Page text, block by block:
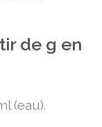
de g en
(eau).